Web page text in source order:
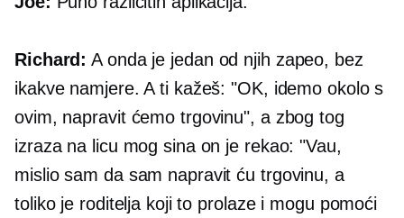
Richard: A onda je jedan od njih zapeo, bez
ikakve namjere. A ti kažeš: "OK, idemo okolo s
ovim, napravit ćemo trgovinu", a zbog tog
izraza na licu mog sina on je rekao: "Vau,
mislio sam da sam napravit ću trgovinu, a
toliko je roditelja koji to prolaze i mogu pomoći